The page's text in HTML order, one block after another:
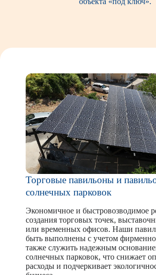
Торговые павильоны и
солнечных парковок
Экономичное и быстровозводимое
создания торговых точек,
или временных офисов. Наши
быть выполнены с учетом
также служить надежным
солнечных парковок, что снижает
расходы и подчеркивает